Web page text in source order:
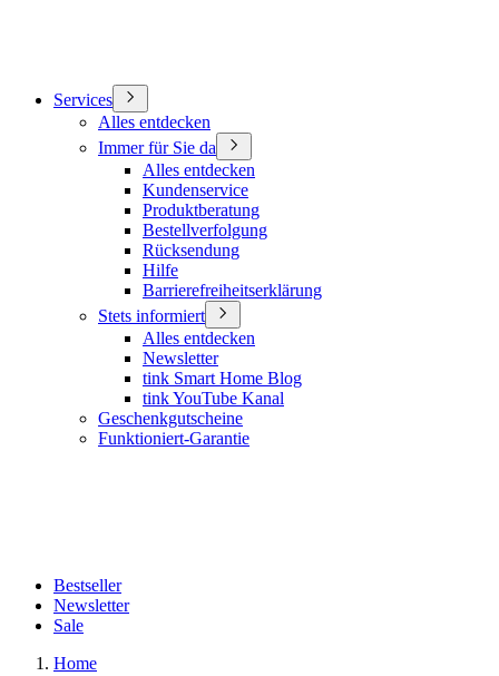
Services
Alles entdecken
Immer für Sie da
Alles entdecken
Kundenservice
Produktberatung
Bestellverfolgung
Rücksendung
Hilfe
Barrierefreiheitserklärung
Stets informiert
Alles entdecken
Newsletter
tink Smart Home Blog
tink YouTube Kanal
Geschenkgutscheine
Funktioniert-Garantie
Bestseller
Newsletter
Sale
Home